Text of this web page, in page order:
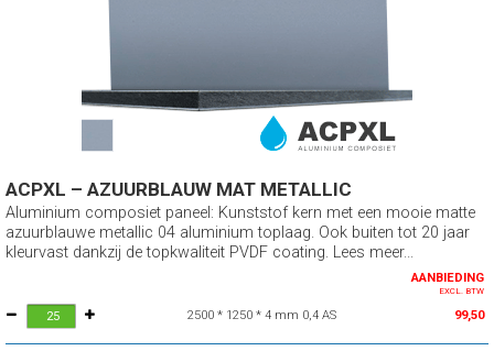
ACPXL – AZUURBLAUW MAT METALLIC
Aluminium composiet paneel: Kunststof kern met een mooie matte
azuurblauwe metallic 04 aluminium toplaag. Ook buiten tot 20 jaar
kleurvast dankzij de topkwaliteit PVDF coating. Lees meer...
AANBIEDING
EXCL. BTW
2500 * 1250 * 4 mm 0,4 AS 99,50